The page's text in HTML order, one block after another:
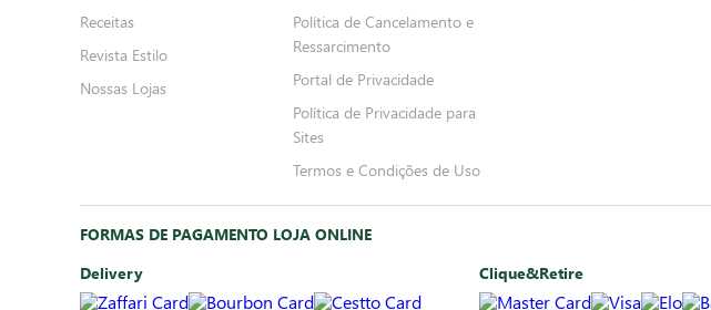
Receitas
Revista Estilo
Nossas Lojas
Política de Cancelamento e
Ressarcimento
Portal de Privacidade
Política de Privacidade para
Sites
Termos e Condições de Uso
FORMAS DE PAGAMENTO LOJA ONLINE
Delivery
Clique&Retire